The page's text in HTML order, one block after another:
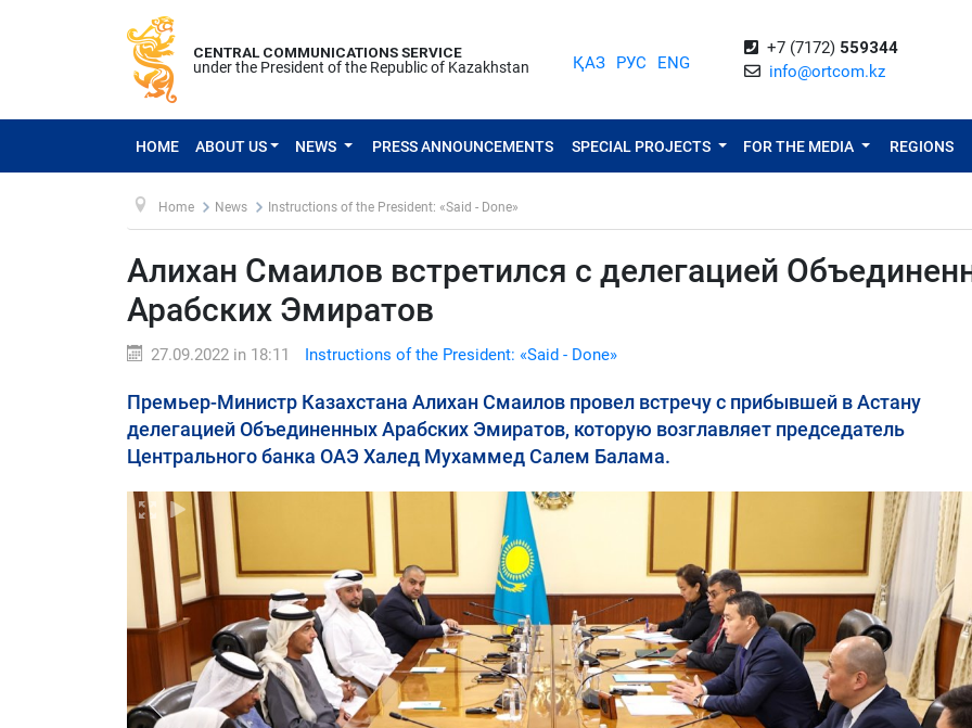
CENTRAL COMMUNICATIONS SERVICE
under the President of the Republic of Kazakhstan
ҚАЗ РУС ENG
+7 (7172) 559344
info@ortcom.kz
HOME ABOUT US NEWS PRESS ANNOUNCEMENTS SPECIAL PROJECTS FOR THE MEDIA REGIONS
Home News Instructions of the President: «Said - Done»
Алихан Смаилов встретился с делегацией
Арабских Эмиратов
27.09.2022 in 18:11 Instructions of the President: «Said - Done»
Премьер-Министр Казахстана Алихан Смаилов провел встречу с прибывшей в Астану
делегацией Объединенных Арабских Эмиратов, которую возглавляет председатель
Центрального банка ОАЭ Халед Мухаммед Салем Балама.